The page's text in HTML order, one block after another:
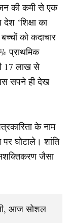
की कमी से एक
‘शिक्षा का
को कदाचार
प्राथमिक
17 लाख से
सपने ही देख
के नाम
पर घोटाले। शांति
जैसा
आज सोशल